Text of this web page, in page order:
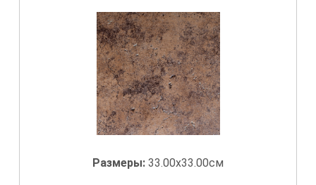
Размеры: 33.00x33.00см